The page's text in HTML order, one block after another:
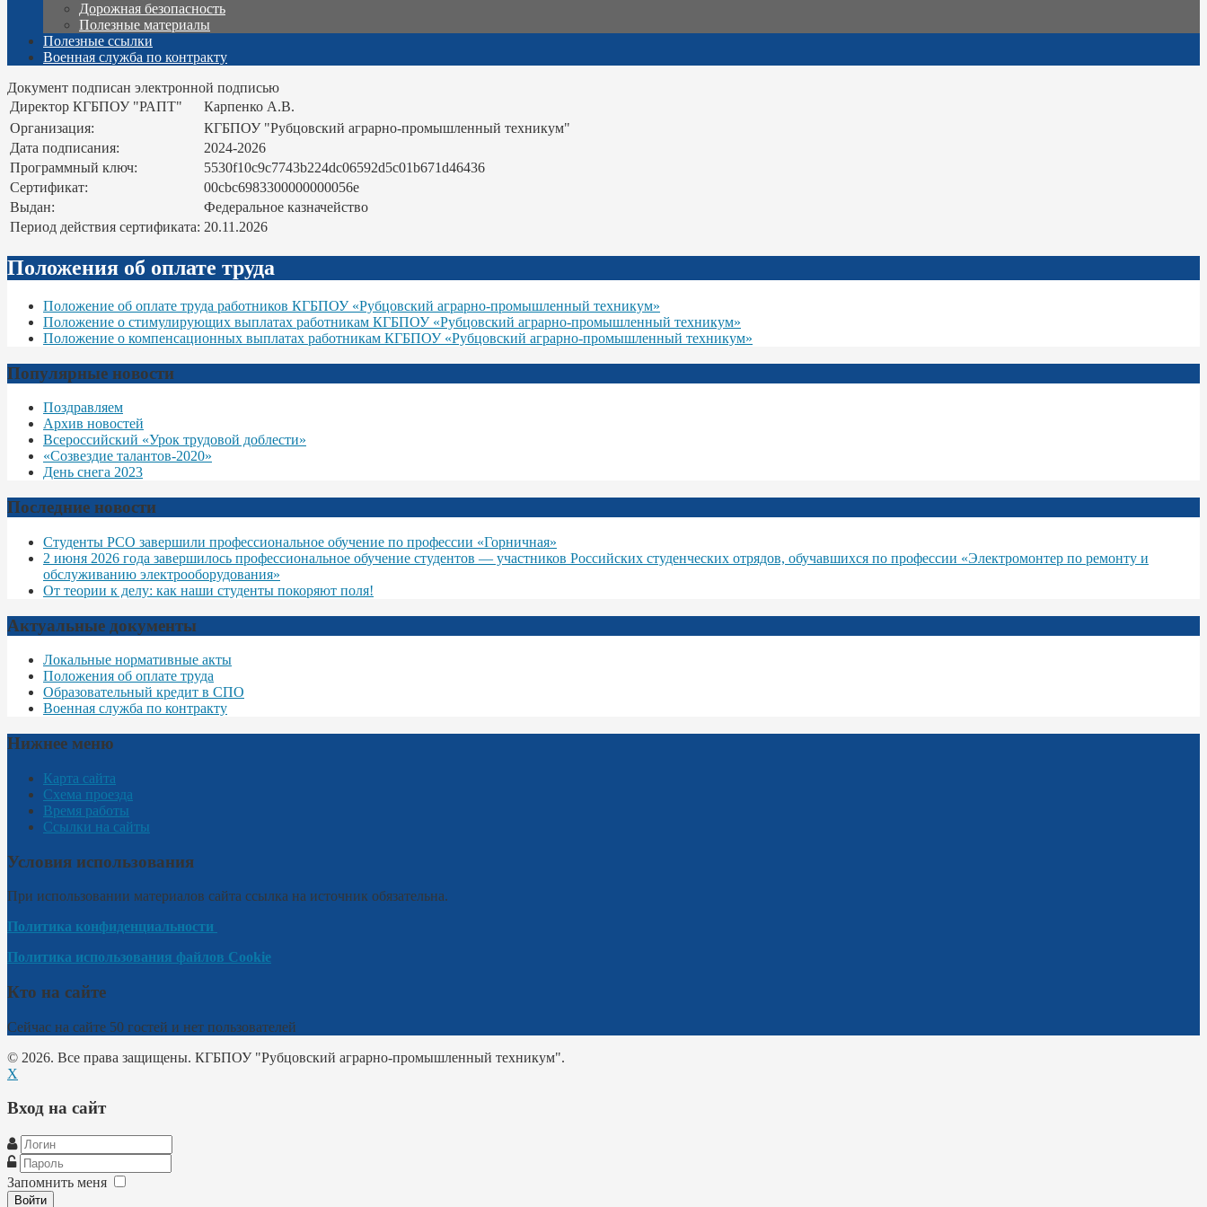
Дорожная безопасность
Полезные материалы
Полезные ссылки
Военная служба по контракту
Документ подписан электронной подписью
Директор КГБПОУ "РАПТ"
Карпенко А.В.
Организация:
КГБПОУ "Рубцовский аграрно-промышленный техникум"
Дата подписания:
2024-2026
Программный ключ:
5530f10c9c7743b224dc06592d5c01b671d46436
Сертификат:
00cbc6983300000000056e
Выдан:
Федеральное казначейство
Период действия сертификата: 20.11.2026
Положения об оплате труда
Положение об оплате труда работников КГБПОУ «Рубцовский аграрно-промышленный техникум»
Положение о стимулирующих выплатах работникам КГБПОУ «Рубцовский аграрно-промышленный техникум»
Положение о компенсационных выплатах работникам КГБПОУ «Рубцовский аграрно-промышленный техникум»
Популярные новости
Поздравляем
Архив новостей
Всероссийский «Урок трудовой доблести»
«Созвездие талантов-2020»
День снега 2023
Последние новости
Студенты РСО завершили профессиональное обучение по профессии «Горничная»
2 июня 2026 года завершилось профессиональное обучение студентов — участников Российских студенческих отрядов, обучавшихся по профессии «Электромонтер по ремонту и
обслуживанию электрооборудования»
От теории к делу: как наши студенты покоряют поля!
Актуальные документы
Локальные нормативные акты
Положения об оплате труда
Образовательный кредит в СПО
Военная служба по контракту
Нижнее меню
Карта сайта
Схема проезда
Время работы
Ссылки на сайты
Условия использования
При использовании материалов сайта ссылка на источник обязательна.
Политика конфиденциальности
Политика использования файлов Cookie
Кто на сайте
Сейчас на сайте 50 гостей и нет пользователей
© 2026. Все права защищены. КГБПОУ "Рубцовский аграрно-промышленный техникум".
X
Вход на сайт
Запомнить меня
Войти